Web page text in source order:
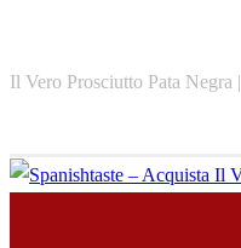
content
Il Vero Prosciutto Pata Negra |